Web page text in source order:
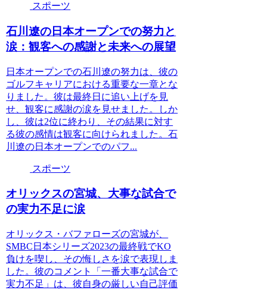
スポーツ
石川遼の日本オープンでの努力と
涙：観客への感謝と未来への展望
日本オープンでの石川遼の努力は、彼の
ゴルフキャリアにおける重要な一章とな
りました。彼は最終日に追い上げを見
せ、観客に感謝の涙を見せました。しか
し、彼は2位に終わり、その結果に対す
る彼の感情は観客に向けられました。石
川遼の日本オープンでのパフ...
スポーツ
オリックスの宮城、大事な試合で
の実力不足に涙
オリックス・バファローズの宮城が、
SMBC日本シリーズ2023の最終戦でKO
負けを喫し、その悔しさを涙で表現しま
した。彼のコメント「一番大事な試合で
実力不足」は、彼自身の厳しい自己評価